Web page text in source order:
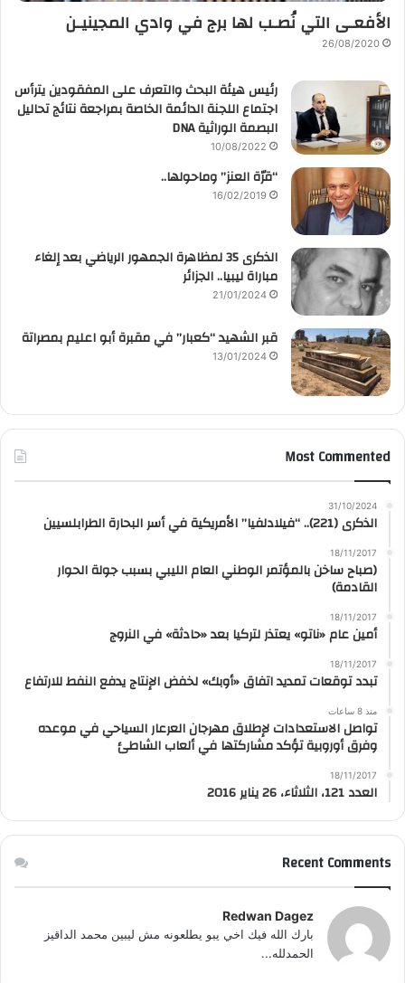
الأفعـى التي نُصـب لها برج في وادي المجينيـن
26/08/2020
رئيس هيئة البحث والتعرف على المفقودين يترأس
اجتماع اللجنة الدائمة الخاصة بمراجعة نتائج تحاليل
البصمة الوراثية DNA
10/08/2022
“قرّة العنز” وماحولها..
16/02/2019
الذكرى 35 لمظاهرة الجمهور الرياضي بعد إلغاء
مباراة ليبيا.. الجزائر
21/01/2024
قبر الشهيد “كعبار” في مقبرة أبو اعليم بمصراتة
13/01/2024
Most Commented
31/10/2024
الذكرى (221).. “فيلادلفيا” الأمريكية في أسر البحارة الطرابلسيين
18/11/2017
(صباح ساخن بالمؤتمر الوطني العام الليبي بسبب جولة الحوار
القادمة)
18/11/2017
أمين عام «ناتو» يعتذر لتركيا بعد «حادثة» في النروج
18/11/2017
تبدد توقعات تمديد اتفاق «أوبك» لخفض الإنتاج يدفع النفط للارتفاع
منذ 8 ساعات
تواصل الاستعدادات لإطلاق مهرجان العرعار السياحي في موعده
وفرق أوروبية تؤكد مشاركتها في ألعاب الشاطئ
18/11/2017
العدد 121، الثلاثاء، 26 يناير 2016
Recent Comments
Redwan Dagez
بارك الله فيك اخي يبو يطلعونه مش ليبين محمد الداقيز
الحمدلله...